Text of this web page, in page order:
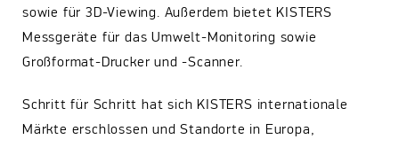
sowie für 3D-Viewing. Außerdem bietet KISTERS
Messgeräte für das Umwelt-Monitoring sowie
Großformat-Drucker und -Scanner.
Schritt für Schritt hat sich KISTERS internationale
Märkte erschlossen und Standorte in Europa,